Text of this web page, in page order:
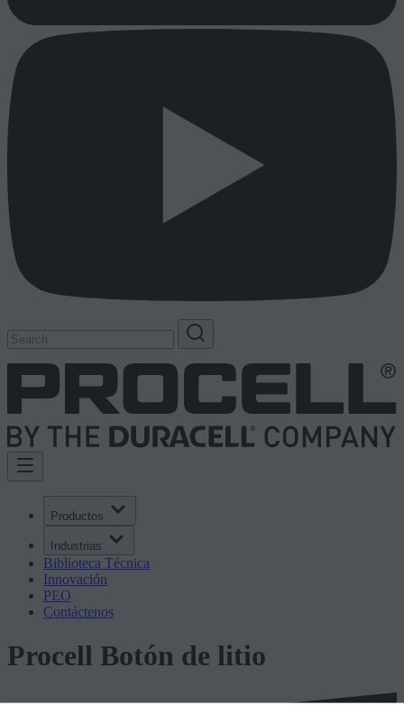
Productos
Industrias
Biblioteca Técnica
Innovación
PEO
Contáctenos
Procell Botón de litio